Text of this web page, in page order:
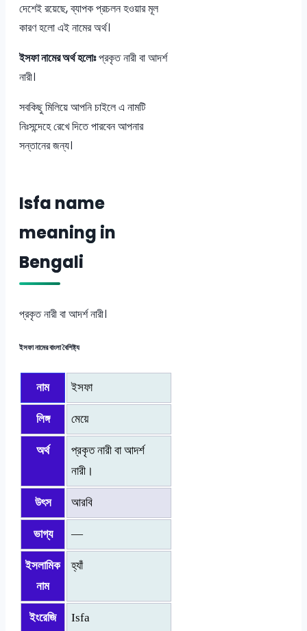
দেশেই রয়েছে, ব্যাপক প্রচলন হওয়ার মূল
কারণ হলো এই নামের অর্থ।
ইসফা নামের অর্থ হলোঃপ্রকৃত নারী বা আদর্শ
নারী।
সবকিছু মিলিয়ে আপনি চাইলে এ নামটি
নিঃসন্দেহে রেখে দিতে পারবেন আপনার
সন্তানের জন্য।
Isfa name
meaning in
Bengali
প্রকৃত নারী বা আদর্শ নারী।
ইসফা নামের বাংলা বৈশিষ্ট্য
নাম ইসফা
লিঙ্গ মেয়ে
অর্থ
প্রকৃত নারী বা আদর্শ
নারী।
উৎস আরবি
ভাগ্য —
ইসলামিক
নাম
হ্যাঁ
ইংরেজি
Isfa